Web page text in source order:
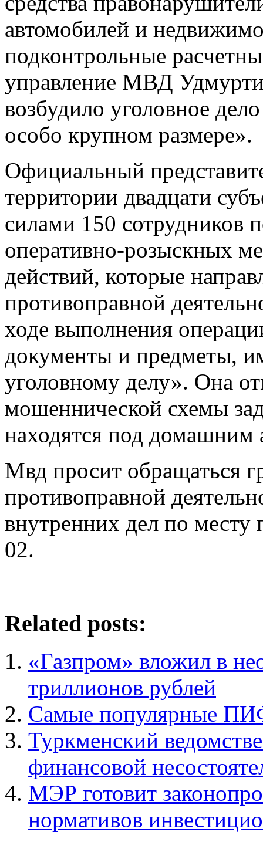
автомобилей и
подконтрольные
управление МВД
возбудило уголовное
особо крупном размере».
Официальный
территории двадцати
силами 150 сотрудников
оперативно-розыскных
действий, которые
противоправной
ходе выполнения
документы и предметы,
уголовному делу». Она
мошеннической схемы
находятся под домашним
Мвд просит обращаться
противоправной
внутренних дел по
02.
Related posts:
«Газпром» вложил в
триллионов рублей
Самые популярные
Туркменский
финансовой
МЭР готовит
нормативов